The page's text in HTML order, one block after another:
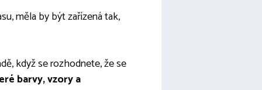
měla by být zařízená tak,
když se rozhodnete, že se
barvy, vzory a